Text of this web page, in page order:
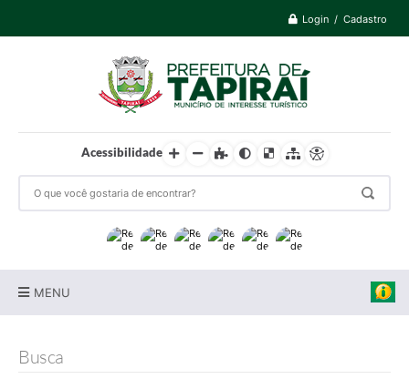
Login / Cadastro
Acessibilidade
MENU
Busca